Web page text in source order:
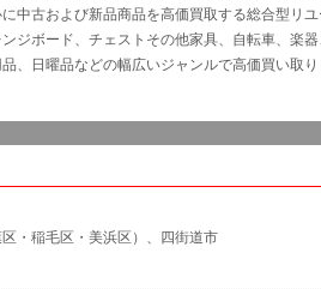
中古および新品商品を高価買取する総合型リユ
ジボード、チェストその他家具、自転車、楽器
、日曜品などの幅広いジャンルで高価買い取り
・稲毛区・美浜区）、四街道市